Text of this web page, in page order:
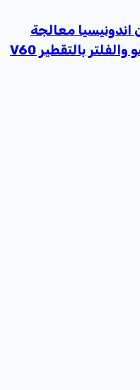
اندونيسيا معالجة
,مغسولة قهوة تناسب للاسبرسو والفلتر بالتقطير V60